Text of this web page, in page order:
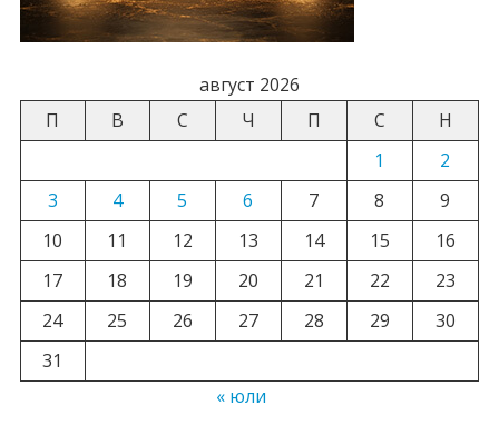
август 2026
П
В С Ч П С
Н
1
2
3
4 5 6 7 8
9
10
11 12 13 14 15
16
17
18 19 20 21 22
23
24
25 26 27 28 29
30
31
« юли